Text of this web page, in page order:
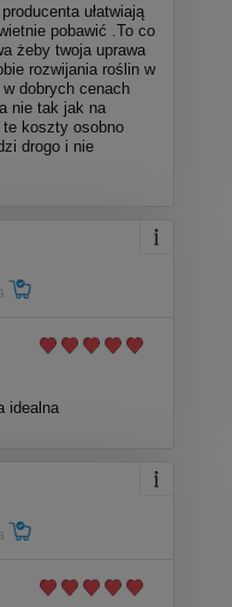
ułatwiają
pobawić .To co
żeby twoja uprawa
rozwijania roślin w
dobrych cenach
nie tak jak na
te koszty osobno
drogo i nie
idealna